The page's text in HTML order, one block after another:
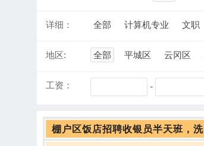
详细： 全部 计算机专业 文职
地区: 全部 平城区 云冈区
工资： -